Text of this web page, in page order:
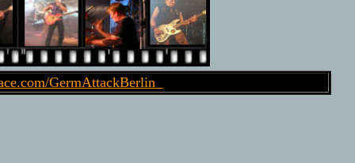
GermAttackBerlin